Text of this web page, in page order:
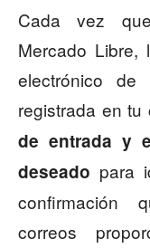
Cada vez
Mercado Libre,
electrónico de
registrada en tu
de entrada y
deseado para
confirmación
correos